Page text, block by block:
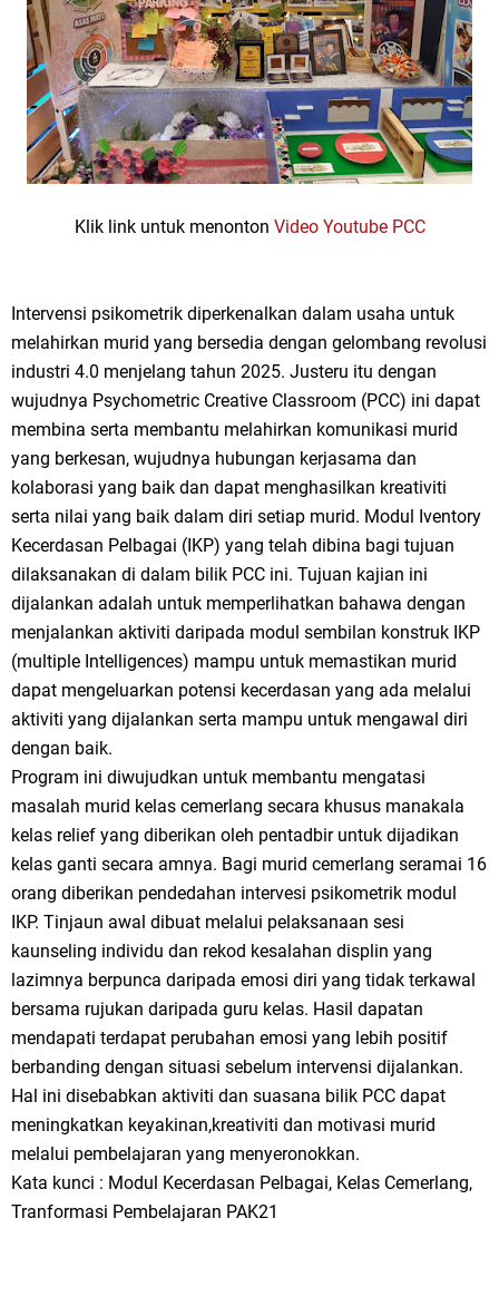
Klik link untuk menonton Video Youtube PCC
Intervensi psikometrik diperkenalkan dalam usaha untuk
melahirkan murid yang bersedia dengan gelombang revolusi
industri 4.0 menjelang tahun 2025. Justeru itu dengan
wujudnya Psychometric Creative Classroom (PCC) ini dapat
membina serta membantu melahirkan komunikasi murid
yang berkesan, wujudnya hubungan kerjasama dan
kolaborasi yang baik dan dapat menghasilkan kreativiti
serta nilai yang baik dalam diri setiap murid. Modul Iventory
Kecerdasan Pelbagai (IKP) yang telah dibina bagi tujuan
dilaksanakan di dalam bilik PCC ini. Tujuan kajian ini
dijalankan adalah untuk memperlihatkan bahawa dengan
menjalankan aktiviti daripada modul sembilan konstruk IKP
(multiple Intelligences) mampu untuk memastikan murid
dapat mengeluarkan potensi kecerdasan yang ada melalui
aktiviti yang dijalankan serta mampu untuk mengawal diri
dengan baik.
Program ini diwujudkan untuk membantu mengatasi
masalah murid kelas cemerlang secara khusus manakala
kelas relief yang diberikan oleh pentadbir untuk dijadikan
kelas ganti secara amnya. Bagi murid cemerlang seramai 16
orang diberikan pendedahan intervesi psikometrik modul
IKP. Tinjaun awal dibuat melalui pelaksanaan sesi
kaunseling individu dan rekod kesalahan displin yang
lazimnya berpunca daripada emosi diri yang tidak terkawal
bersama rujukan daripada guru kelas. Hasil dapatan
mendapati terdapat perubahan emosi yang lebih positif
berbanding dengan situasi sebelum intervensi dijalankan.
Hal ini disebabkan aktiviti dan suasana bilik PCC dapat
meningkatkan keyakinan,kreativiti dan motivasi murid
melalui pembelajaran yang menyeronokkan.
Kata kunci : Modul Kecerdasan Pelbagai, Kelas Cemerlang,
Tranformasi Pembelajaran PAK21